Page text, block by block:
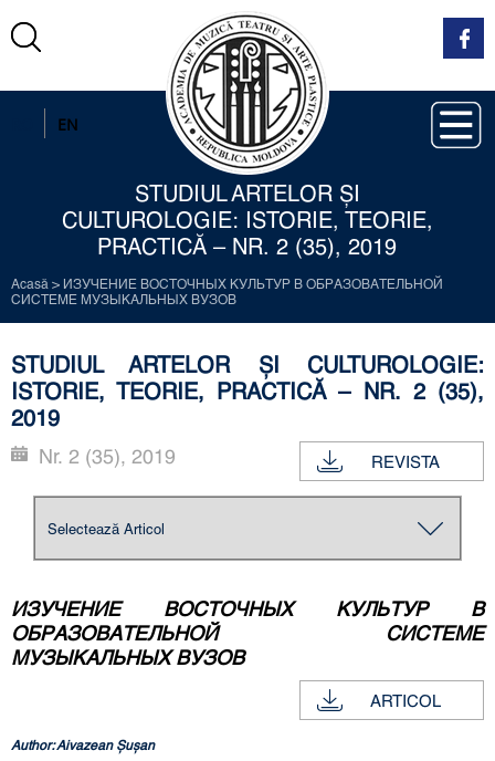
EN
STUDIUL ARTELOR ŞI
CULTUROLOGIE: ISTORIE, TEORIE,
PRACTICĂ – NR. 2 (35), 2019
Acasă > ИЗУЧЕНИЕ ВОСТОЧНЫХ КУЛЬТУР В ОБРАЗОВАТЕЛЬНОЙ
СИСТЕМЕ МУЗЫКАЛЬНЫХ ВУЗОВ
STUDIUL ARTELOR ŞI CULTUROLOGIE:
ISTORIE, TEORIE, PRACTICĂ – NR. 2 (35),
2019
REVISTA
Nr. 2 (35), 2019
ИЗУЧЕНИЕ ВОСТОЧНЫХ КУЛЬТУР В
ОБРАЗОВАТЕЛЬНОЙ СИСТЕМЕ
МУЗЫКАЛЬНЫХ ВУЗОВ
ARTICOL
Author: Aivazean Şuşan